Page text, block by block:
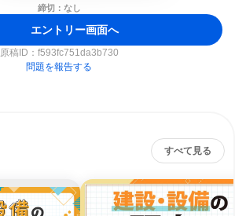
締切：なし
エントリー画面へ
原稿ID： f593fc751da3b730
問題を報告する
すべて見る